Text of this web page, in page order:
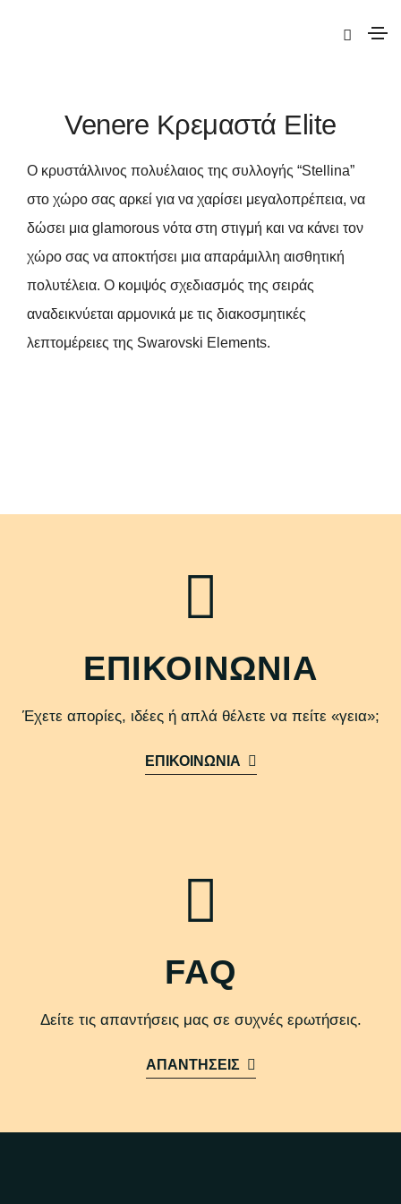
Venere Κρεμαστά Elite
Ο κρυστάλλινος πολυέλαιος της συλλογής “Stellina”
στο χώρο σας αρκεί για να χαρίσει μεγαλοπρέπεια, να
δώσει μια glamorous νότα στη στιγμή και να κάνει τον
χώρο σας να αποκτήσει μια απαράμιλλη αισθητική
πολυτέλεια. Ο κομψός σχεδιασμός της σειράς
αναδεικνύεται αρμονικά με τις διακοσμητικές
λεπτομέρειες της Swarovski Elements.
ΕΠΙΚΟΙΝΩΝΙΑ
Έχετε απορίες, ιδέες ή απλά θέλετε να πείτε «γεια»;
ΕΠΙΚΟΙΝΩΝΙΑ
FAQ
Δείτε τις απαντήσεις μας σε συχνές ερωτήσεις.
ΑΠΑΝΤΗΣΕΙΣ